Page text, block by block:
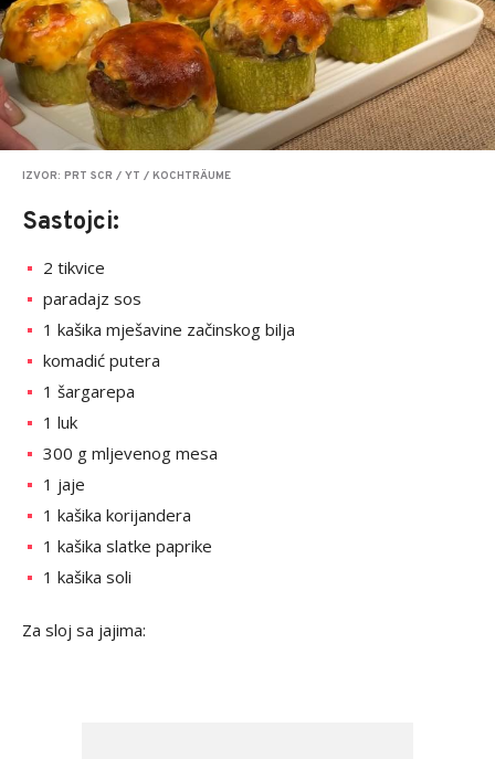
IZVOR: PRT SCR / YT / KOCHTRÄUME
Sastojci:
2 tikvice
paradajz sos
1 kašika mješavine začinskog bilja
komadić putera
1 šargarepa
1 luk
300 g mljevenog mesa
1 jaje
1 kašika korijandera
1 kašika slatke paprike
1 kašika soli
Za sloj sa jajima: